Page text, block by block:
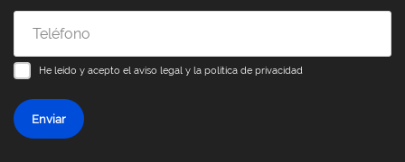
He leído y acepto el aviso legal y la política de privacidad
Enviar